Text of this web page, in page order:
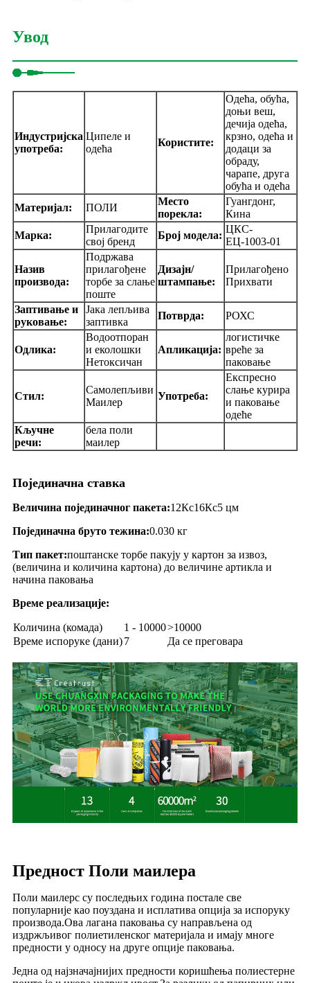
Увод
Индустријска
употреба:
Ципеле и
одећа
Користите:
Одећа, обућа,
доњи веш,
дечија одећа,
крзно, одећа и
додаци за
обраду,
чарапе, друга
обућа и одећа
Материјал:
ПОЛИ
Место
порекла:
Гуангдонг,
Кина
Марка:
Прилагодите
свој бренд
Број модела:
ЦКС-
ЕЦ-1003-01
Назив
производа:
Подржава
прилагођене
торбе за слање
поште
Дизајн/
штампање:
Прилагођено
Прихвати
Заптивање и
руковање:
Јака лепљива
заптивка
Потврда: РОХС
Одлика:
Водоотпоран
и еколошки
Нетоксичан
Апликација:
логистичке
вреће за
паковање
Стил:
Самолепљиви
Маилер
Употреба:
Експресно
слање курира
и паковање
одеће
Кључне
речи:
бела поли
маилер
Појединачна ставка
Величина појединачног пакета:12Кс16Кс5 цм
Појединачна бруто тежина:0.030 кг
Тип пакет:поштанске торбе пакују у картон за извоз,
(величина и количина картона) до величине артикла и
начина паковања
Време реализације:
Количина (комада) 1 - 10000>10000
Време испоруке (дани)7 Да се ​​преговара
Предност Поли маилера
Поли маилерс су последњих година постале све
популарније као поуздана и исплатива опција за испоруку
производа.Ова лагана паковања су направљена од
издржљивог полиетиленског материјала и имају многе
предности у односу на друге опције паковања.
Једна од најзначајнијих предности коришћења полиестерне